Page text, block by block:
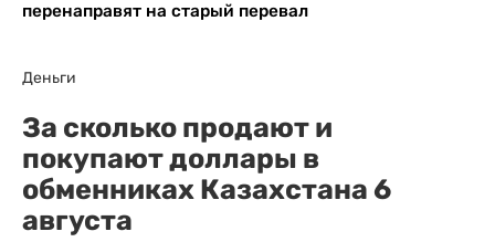
перенаправят на старый перевал
Деньги
За сколько продают и
покупают доллары в
обменниках Казахстана 6
августа